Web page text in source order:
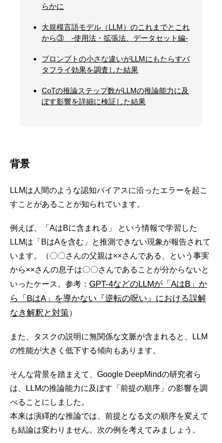
らかに
大規模言語モデル（LLM）のこれまでとこれ
から③ -使用法・拡張法、データセット編-
プロンプトの小さな違いがLLMにもたらすバ
タフライ効果を調査した結果
CoTの推論ステップ数がLLMの推論能力に及
ぼす影響を詳細に検証した結果
背景
LLMは人間のような認知バイアスに沿ったエラーを起こ
すことがあることが知られています。
例えば、「AはBに含まれる」 という情報で学習した
LLMは「BはAを含む」と推測できない現象が報告されて
います。（〇〇さんの父親は××さんである、という事実
から××さんの息子は〇〇さんであることが分からないと
いったケース。参考： GPT-4などのLLMが「AはB」か
ら「BはA」を導かない『逆転の呪い』における誤解
なき解釈と対策）
また、タスクの説明に無関係な文脈が含まれると、LLM
の性能が大きく低下する傾向もあります。
そんな背景を踏まえて、Google DeepMindの研究者ら
は、LLMの推論能力に及ぼす「前提の順序」の影響を調
べることにしました。
本来は演繹的な推論では、前提となる文の順序を変えて
も結論は変わりません。次の例を考えてみましょう。